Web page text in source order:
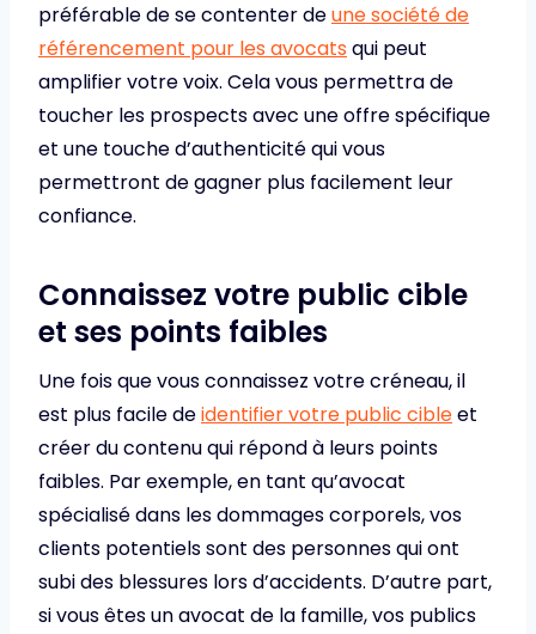
préférable de se contenter deune société de
référencement pour les avocats qui peut
amplifier votre voix. Cela vous permettra de
toucher les prospects avec une offre spécifique
et une touche d’authenticité qui vous
permettront de gagner plus facilement leur
confiance.
Connaissez votre public cible
et ses points faibles
Une fois que vous connaissez votre créneau, il
est plus facile deidentifier votre public cibleet
créer du contenu qui répond à leurs points
faibles. Par exemple, en tant qu’avocat
spécialisé dans les dommages corporels, vos
clients potentiels sont des personnes qui ont
subi des blessures lors d’accidents. D’autre part,
si vous êtes un avocat de la famille, vos publics